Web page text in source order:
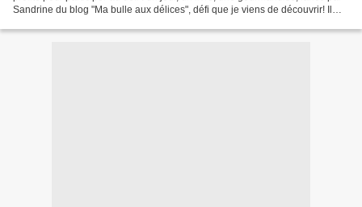
Sandrine du blog "Ma bulle aux délices", défi que je viens de découvrir! Il